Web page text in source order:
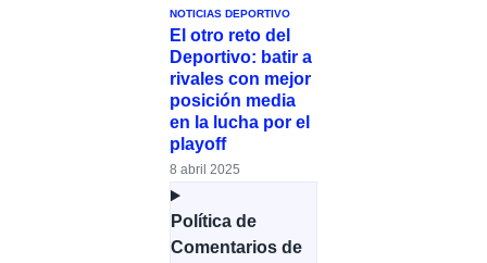
NOTICIAS DEPORTIVO
El otro reto del
Deportivo: batir a
rivales con mejor
posición media
en la lucha por el
playoff
8 abril 2025
Política de
Comentarios de